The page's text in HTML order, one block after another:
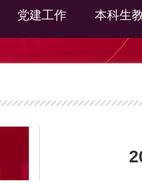
党建工作 本科生